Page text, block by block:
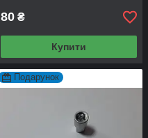
80 ₴
Купити
Подарунок